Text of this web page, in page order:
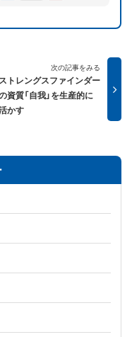
次の記事をみる
ストレングスファインダー
資質「自我」を生産的に
かす